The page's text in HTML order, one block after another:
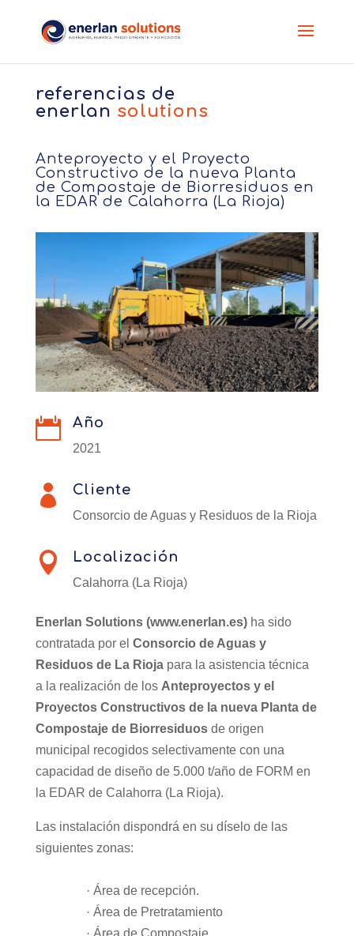
referencias de
enerlan solutions
Anteproyecto y el Proyecto
Constructivo de la nueva Planta
de Compostaje de Biorresiduos en
la EDAR de Calahorra (La Rioja)
 Año
2021
 Cliente
Consorcio de Aguas y Residuos de la Rioja
 Localización
Calahorra (La Rioja)
Enerlan Solutions (www.enerlan.es)ha sido
contratada por el Consorcio de Aguas y
Residuos de La Riojapara la asistencia técnica
a la realización de los Anteproyectos y el
Proyectos Constructivos de la nueva Planta de
Compostaje de Biorresiduosde origen
municipal recogidos selectivamente con una
capacidad de diseño de 5.000 t/año de FORM en
la EDAR de Calahorra (La Rioja).
Las instalación dispondrá en su díselo de las
siguientes zonas:
· Área de recepción.
· Área de Pretratamiento
· Área de Compostaje